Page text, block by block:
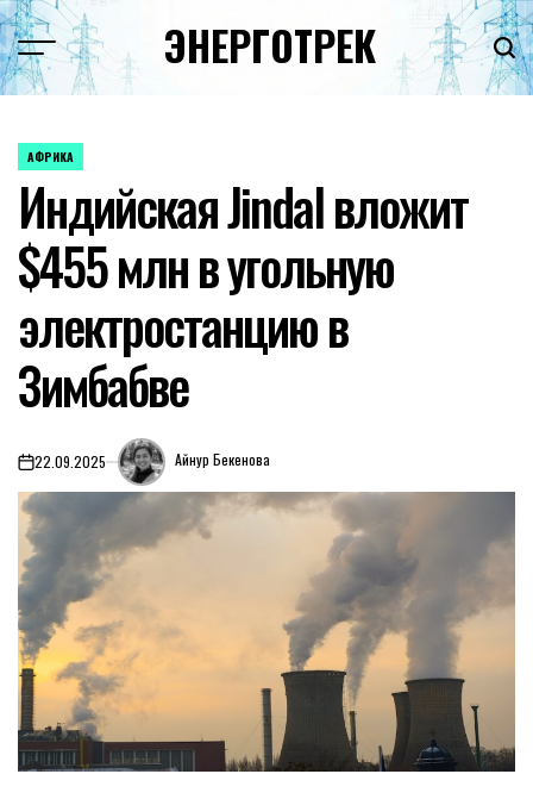
Перейти
к
содержимому
ЭНЕРГОТРЕК
ОПУБЛИКОВАНО
АФРИКА
Индийская Jindal вложит
$455 млн в угольную
электростанцию в
Зимбабве
on22.09.2025 Айнур Бекенова